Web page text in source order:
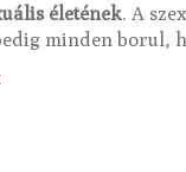
életének. A
minden borul,